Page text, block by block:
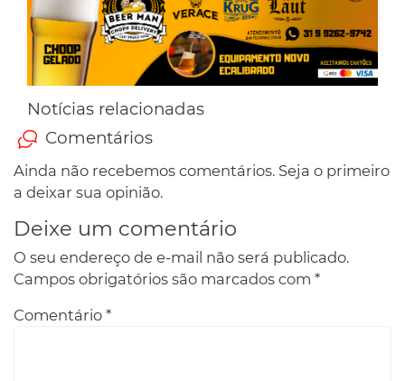
Notícias relacionadas
Comentários
Ainda não recebemos comentários. Seja o primeiro
a deixar sua opinião.
Deixe um comentário
O seu endereço de e-mail não será publicado.
Campos obrigatórios são marcados com *
Comentário *